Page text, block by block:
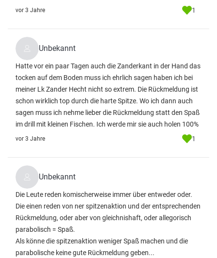
vor 3 Jahre 1
Unbekannt
Hatte vor ein paar Tagen auch die Zanderkant in der Hand das
tocken auf dem Boden muss ich ehrlich sagen haben ich bei
meiner Lk Zander Hecht nicht so extrem. Die Rückmeldung ist
schon wirklich top durch die harte Spitze. Wo ich dann auch
sagen muss ich nehme lieber die Rückmeldung statt den Spaß
im drill mit kleinen Fischen. Ich werde mir sie auch holen 100%
vor 3 Jahre 1
Unbekannt
Die Leute reden komischerweise immer über entweder oder.
Die einen reden von ner spitzenaktion und der entsprechenden
Rückmeldung, oder aber von gleichnishaft, oder allegorisch
parabolisch = Spaß.
Als könne die spitzenaktion weniger Spaß machen und die
parabolische keine gute Rückmeldung geben...